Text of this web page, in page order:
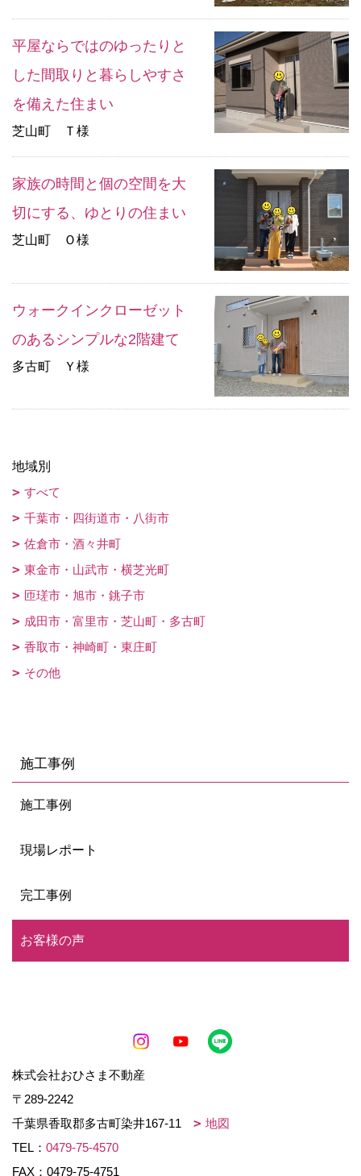
平屋ならではのゆったりと
した間取りと暮らしやすさ
を備えた住まい
芝山町 Ｔ様
家族の時間と個の空間を大
切にする、ゆとりの住まい
芝山町 Ｏ様
ウォークインクローゼット
のあるシンプルな2階建て
多古町 Ｙ様
地域別
すべて
千葉市・四街道市・八街市
佐倉市・酒々井町
東金市・山武市・横芝光町
匝瑳市・旭市・銚子市
成田市・富里市・芝山町・多古町
香取市・神崎町・東庄町
その他
施工事例
施工事例
現場レポート
完工事例
お客様の声
株式会社おひさま不動産
〒289-2242
千葉県香取郡多古町染井167-11
地図
TEL： 0479-75-4570
FAX：0479-75-4751